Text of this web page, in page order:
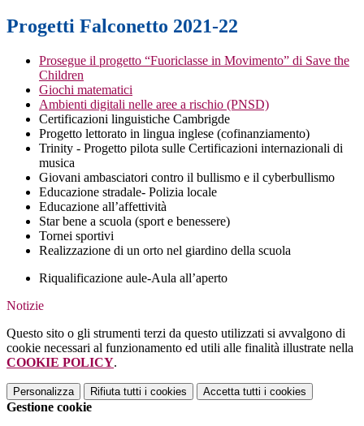
Progetti Falconetto 2021-22
Prosegue il progetto “Fuoriclasse in Movimento” di Save the
Children
Giochi matematici
Ambienti digitali nelle aree a rischio (PNSD)
Certificazioni linguistiche Cambrigde
Progetto lettorato in lingua inglese (cofinanziamento)
Trinity - Progetto pilota sulle Certificazioni internazionali di
musica
Giovani ambasciatori contro il bullismo e il cyberbullismo
Educazione stradale- Polizia locale
Educazione all’affettività
Star bene a scuola (sport e benessere)
Tornei sportivi
Realizzazione di un orto nel giardino della scuola
Riqualificazione aule-Aula all’aperto
Notizie
Questo sito o gli strumenti terzi da questo utilizzati si avvalgono di
cookie necessari al funzionamento ed utili alle finalità illustrate nella
COOKIE POLICY.
Personalizza Rifiuta tutti i cookies Accetta tutti i cookies
Gestione cookie